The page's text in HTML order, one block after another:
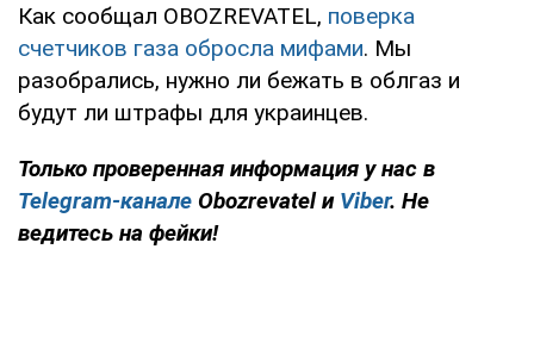
Как сообщал OBOZREVATEL, поверка
счетчиков газа обросла мифами. Мы
разобрались, нужно ли бежать в облгаз и
будут ли штрафы для украинцев.
Только проверенная информация у нас в
Telegram-канале Obozrevatel и Viber. Не
ведитесь на фейки!